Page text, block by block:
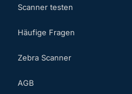
Scanner testen
Häufige Fragen
Zebra Scanner
AGB